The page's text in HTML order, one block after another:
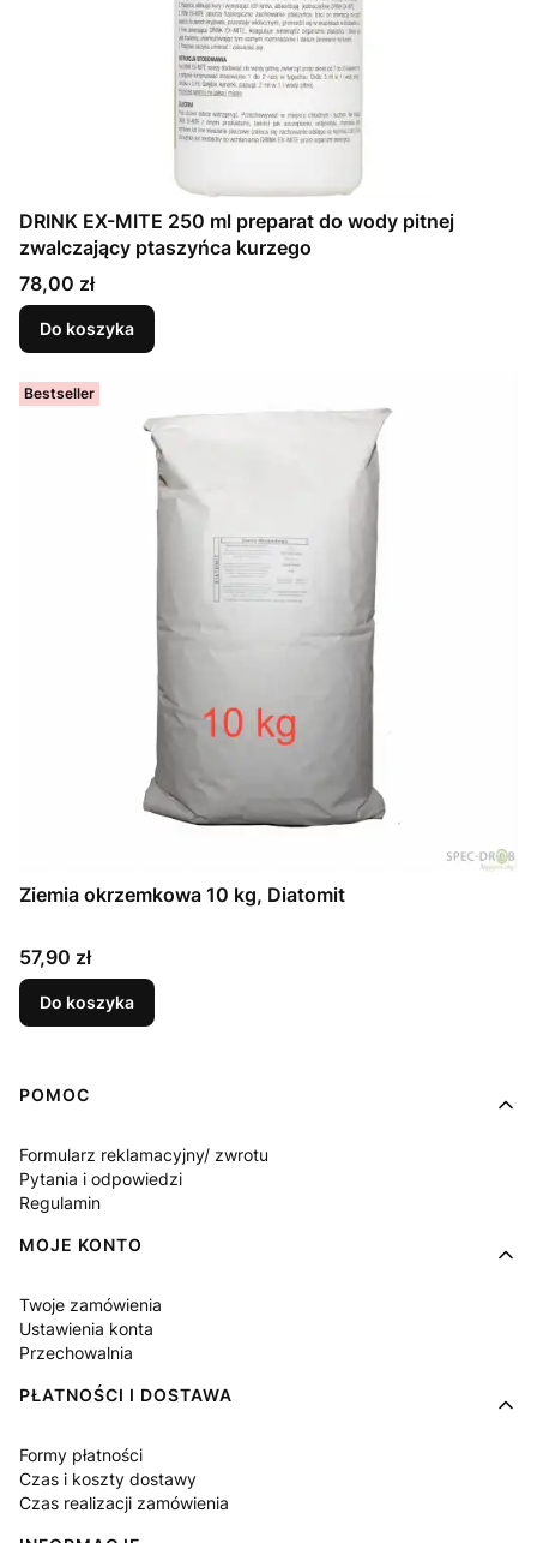
DRINK EX-MITE 250 ml preparat do wody pitnej
zwalczający ptaszyńca kurzego
Cena
78,00 zł
Do koszyka
Bestseller
Ziemia okrzemkowa 10 kg, Diatomit
Cena
57,90 zł
Do koszyka
Linki w stopce
POMOC
Formularz reklamacyjny/ zwrotu
Pytania i odpowiedzi
Regulamin
MOJE KONTO
Twoje zamówienia
Ustawienia konta
Przechowalnia
PŁATNOŚCI I DOSTAWA
Formy płatności
Czas i koszty dostawy
Czas realizacji zamówienia